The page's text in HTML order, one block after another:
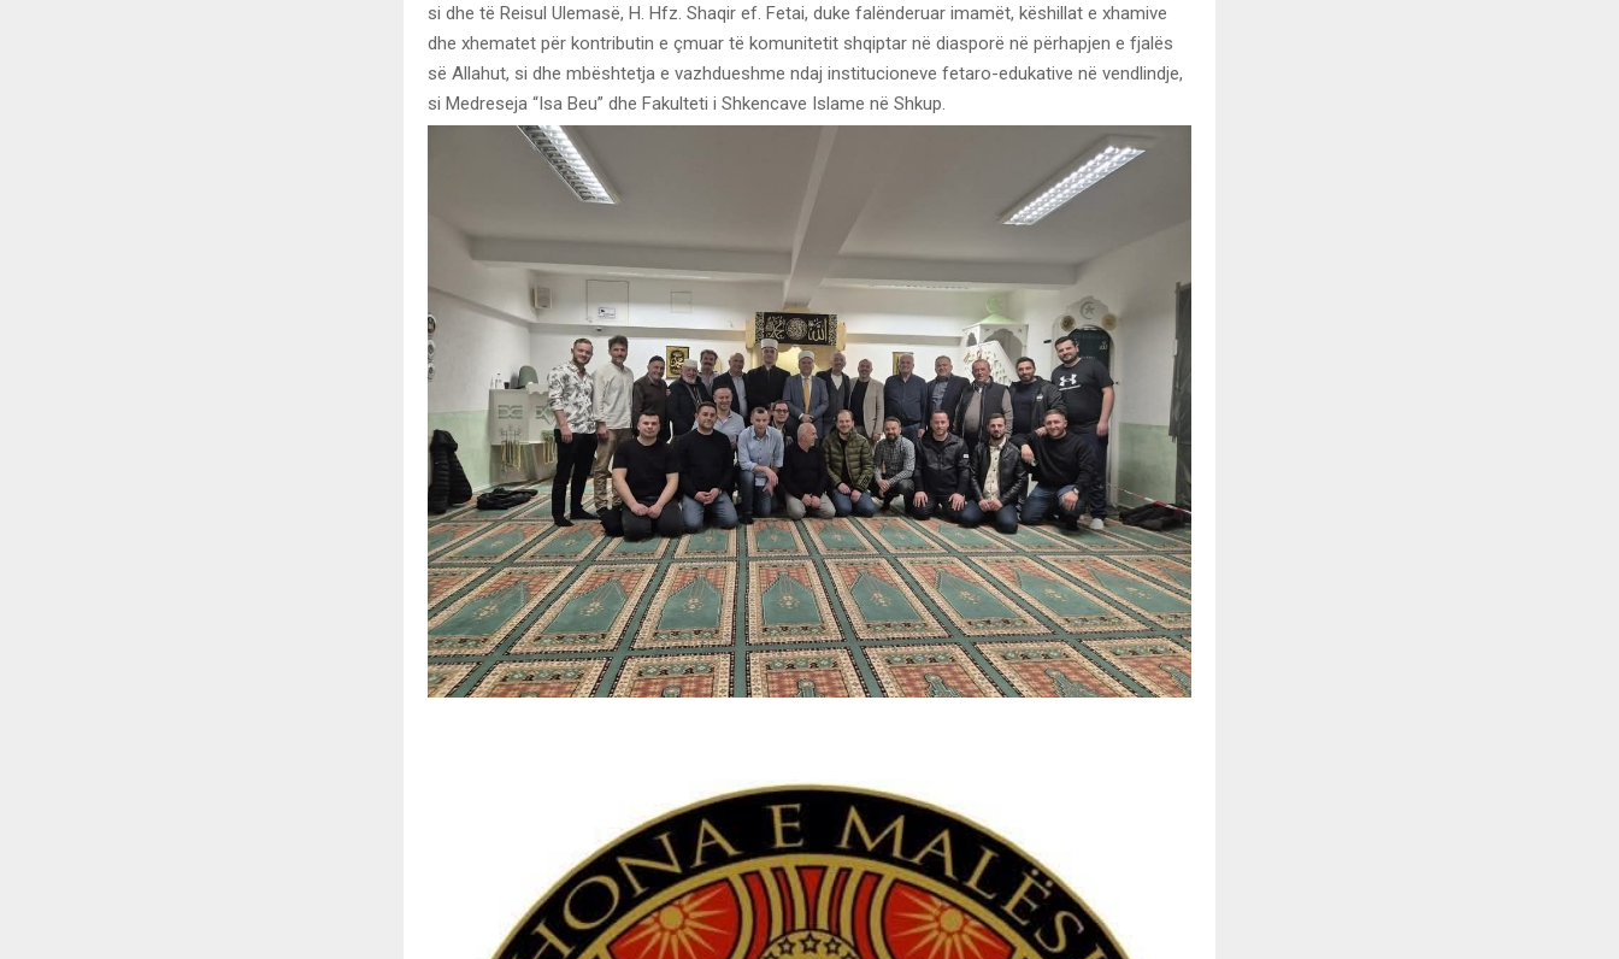
si dhe të Reisul Ulemasë, H. Hfz. Shaqir ef. Fetai, duke falënderuar imamët, këshillat e xhamive
dhe xhematet për kontributin e çmuar të komunitetit shqiptar në diasporë në përhapjen e fjalës
së Allahut, si dhe mbështetja e vazhdueshme ndaj institucioneve fetaro-edukative në vendlindje,
si Medreseja “Isa Beu” dhe Fakulteti i Shkencave Islame në Shkup.